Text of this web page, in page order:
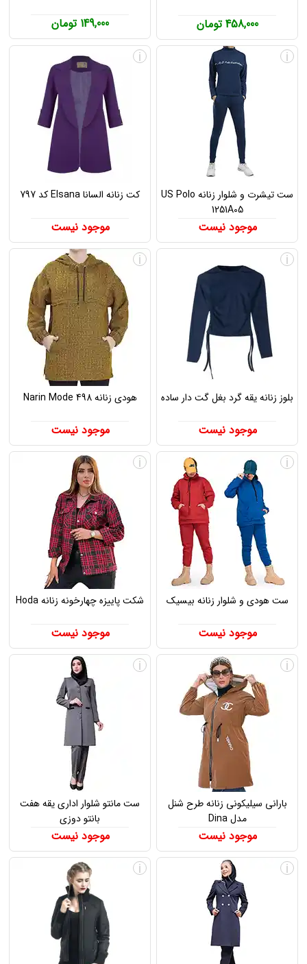
458,000 تومان 149,000 تومان
ست تیشرت و شلوار زنانه US Polo
1251A05
موجود نیست
i
کت زنانه السانا Elsana کد 797
موجود نیست
i
بلوز زنانه یقه گرد بغل گت دار ساده
موجود نیست
i
هودی زنانه Narin Mode 498
موجود نیست
i
ست هودی و شلوار زنانه بیسیک
موجود نیست
i
شکت پاییزه چهارخونه زنانه Hoda
موجود نیست
i
بارانی سیلیکونی زنانه طرح شنل
مدل Dina
موجود نیست
i
ست مانتو شلوار اداری یقه هفت
بانتو دوزی
موجود نیست
i
i
i